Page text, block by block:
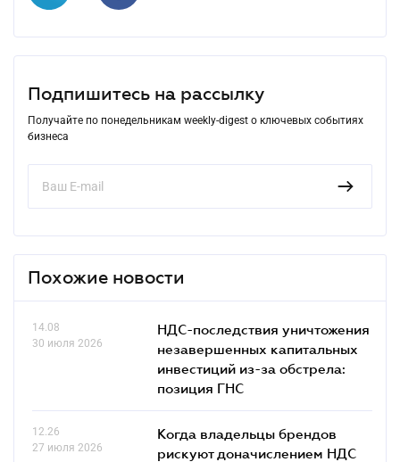
Подпишитесь на рассылку
Получайте по понедельникам weekly-digest о ключевых событиях
бизнеса
Похожие новости
14.08
30 июля 2026
НДС-последствия уничтожения
незавершенных капитальных
инвестиций из-за обстрела:
позиция ГНС
12.26
27 июля 2026
Когда владельцы брендов
рискуют доначислением НДС